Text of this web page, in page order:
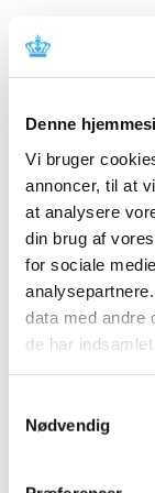
Denne
Vi bruger
annoncer, til at
at analysere
din brug af
for sociale
data med andre
de har
Nødvendig
Ledig
april 2023.
Ledig
|12. maj 2022|
Bevillingen til at
november 2022.
Rucaparib
studie CO-
samlede
|10. maj 2022
overlevelse